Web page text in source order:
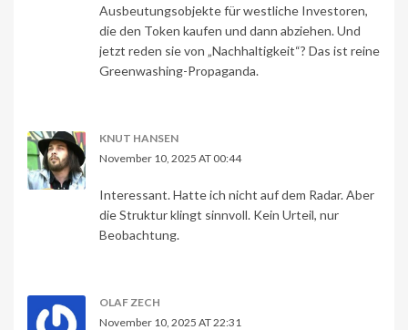
Ausbeutungsobjekte für westliche Investoren,
die den Token kaufen und dann abziehen. Und
jetzt reden sie von „Nachhaltigkeit“? Das ist reine
Greenwashing-Propaganda.
KNUT HANSEN
November 10, 2025 AT 00:44
Interessant. Hatte ich nicht auf dem Radar. Aber
die Struktur klingt sinnvoll. Kein Urteil, nur
Beobachtung.
OLAF ZECH
November 10, 2025 AT 22:31